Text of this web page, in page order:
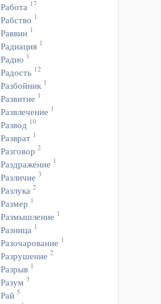
Работа 17
Рабство 1
Раввин 1
Радиация 1
Радио 1
Радость 12
Разбойник 1
Развитие 1
Развлечение 1
Развод 10
Разврат 1
Разговор 2
Раздражение 1
Различие 3
Разлука 2
Размер 1
Размышление 1
Разница 1
Разочарование 1
Разрушение 2
Разрыв 1
Разум 3
Рай 5